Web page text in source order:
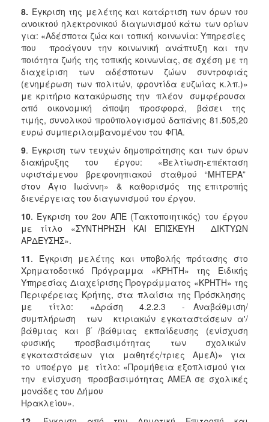
8. Έγκριση της μελέτης και κατάρτιση των όρων του
ανοικτού ηλεκτρονικού διαγωνισμού κάτω των ορίων
για: «Αδέσποτα ζώα και τοπική κοινωνία: Υπηρεσίες
που προάγουν την κοινωνική ανάπτυξη και την
ποιότητα ζωής της τοπικής κοινωνίας, σε σχέση με τη
διαχείριση των αδέσποτων ζώων συντροφιάς
(ενημέρωση των πολιτών, φροντίδα ευζωίας κ.λπ.)»
με κριτήριο κατακύρωσης την πλέον συμφέρουσα
από οικονομική άποψη προσφορά, βάσει της
τιμής, συνολικού προϋπολογισμού δαπάνης 81.505,20
ευρώ συμπεριλαμβανομένου του ΦΠΑ.
9. Έγκριση των τευχών δημοπράτησης και των όρων
διακήρυξης του έργου: «Bελτίωση-επέκταση
υφιστάμενου βρεφονηπιακού σταθμού “ΜΗΤΕΡΑ”
στον Άγιο Ιωάννη» & καθορισμός της επιτροπής
διενέργειας του διαγωνισμού του έργου.
10. Έγκριση του 2ου ΑΠΕ (Τακτοποιητικός) του έργου
με τίτλο «ΣΥΝΤΗΡΗΣΗ ΚΑΙ ΕΠΙΣΚΕΥΗ ΔΙΚΤΥΩΝ
ΑΡΔΕΥΣΗΣ».
11. Έγκριση μελέτης και υποβολής πρότασης στο
Χρηματοδοτικό Πρόγραμμα «ΚΡΗΤΗ» της Ειδικής
Υπηρεσίας Διαχείρισης Προγράμματος «ΚΡΗΤΗ» της
Περιφέρειας Κρήτης, στα πλαίσια της Πρόσκλησης
με τίτλο: «Δράση 4.2.2.3 - Αναβάθμιση/
συμπλήρωση των κτιριακών εγκαταστάσεων α'/
βάθμιας και β ́/βάθμιας εκπαίδευσης (ενίσχυση
φυσικής προσβασιμότητας των σχολικών
εγκαταστάσεων για μαθητές/τριες ΑμεΑ)» για
το υποέργο με τίτλο: «Προμήθεια εξοπλισμού για
την ενίσχυση προσβασιμότητας ΑΜΕΑ σε σχολικές
μονάδες του Δήμου
Ηρακλείου».